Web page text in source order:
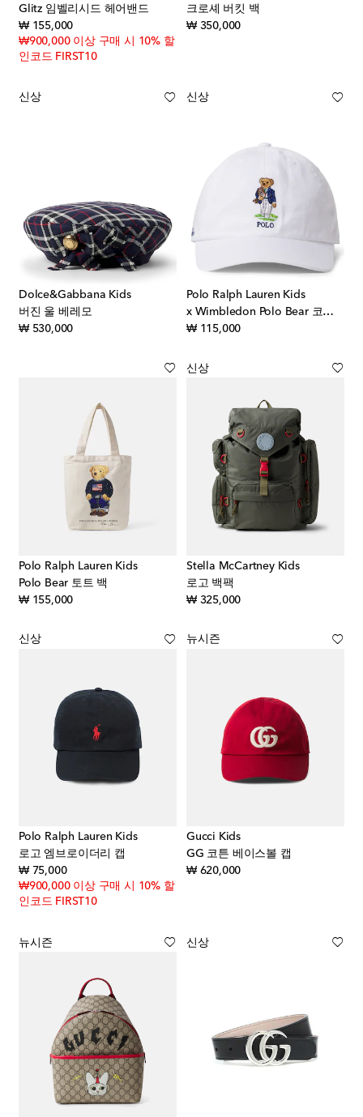
Glitz 임벨리시드 헤어밴드
₩ 155,000original price
₩900,000 이상 구매 시 10% 할
인코드 FIRST10
크로셰 버킷 백
₩ 350,000original price
신상
Dolce&Gabbana Kids
버진 울 베레모
₩ 530,000original price
신상
Polo Ralph Lauren Kids
x Wimbledon Polo Bear 코튼 베이스볼 캡
₩ 115,000original price
Polo Ralph Lauren Kids
Polo Bear 토트 백
₩ 155,000original price
신상
Stella McCartney Kids
로고 백팩
₩ 325,000original price
신상
Polo Ralph Lauren Kids
로고 엠브로이더리 캡
₩ 75,000original price
₩900,000 이상 구매 시 10% 할
인코드 FIRST10
뉴시즌
Gucci Kids
GG 코튼 베이스볼 캡
₩ 620,000original price
뉴시즌 신상